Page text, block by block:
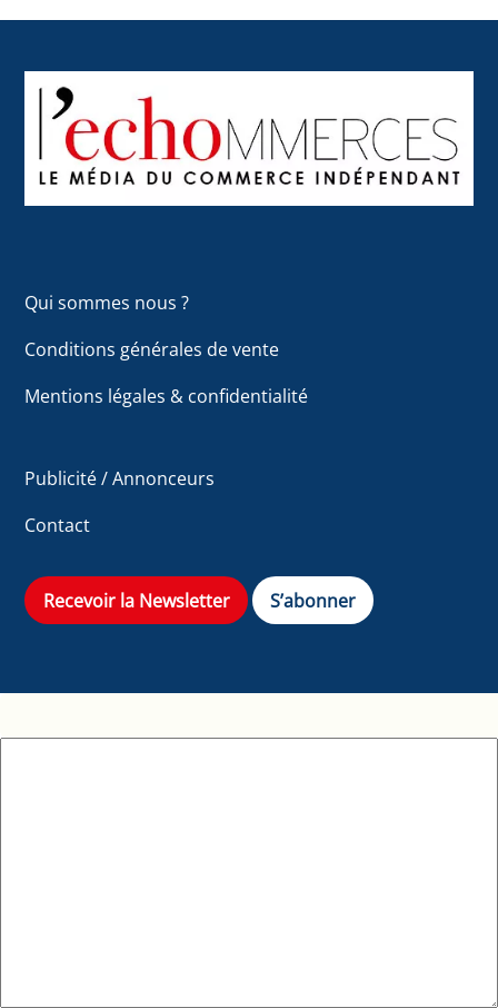
To
Top
Qui sommes nous ?
Conditions générales de vente
Mentions légales & confidentialité
Publicité / Annonceurs
Contact
Recevoir la Newsletter S’abonner